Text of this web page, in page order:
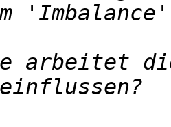
arbeitet